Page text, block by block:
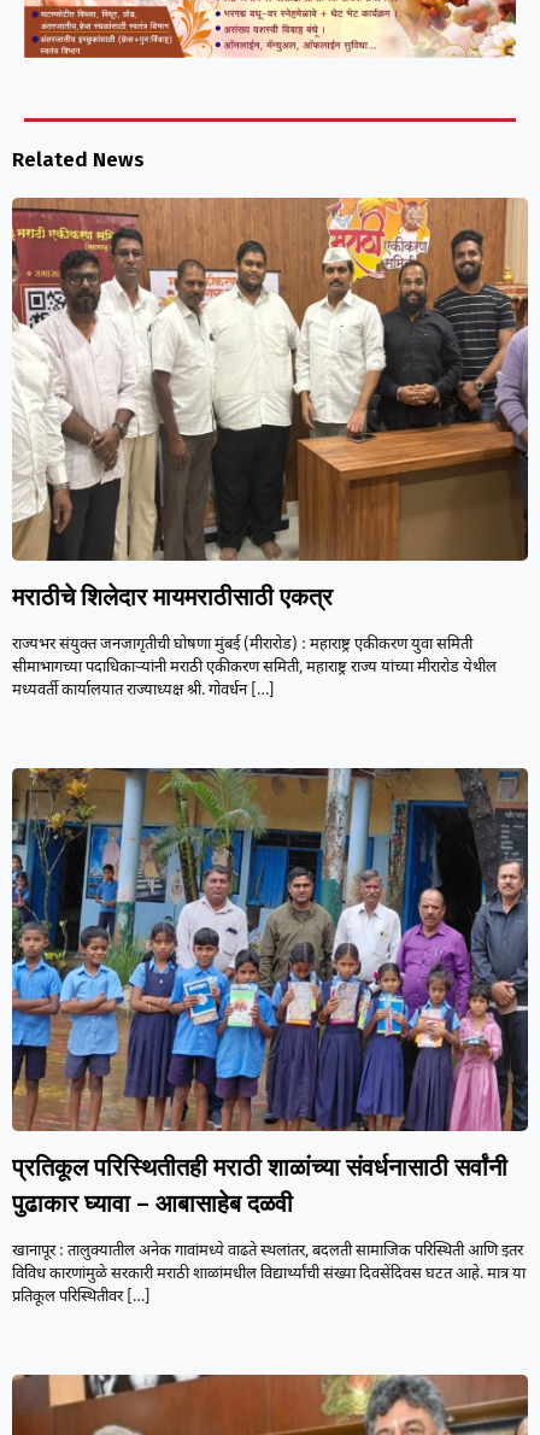
Related News
मराठीचे शिलेदार मायमराठीसाठी एकत्र
राज्यभर संयुक्त जनजागृतीची घोषणा मुंबई (मीरारोड) : महाराष्ट्र एकीकरण युवा समिती
सीमाभागच्या पदाधिकाऱ्यांनी मराठी एकीकरण समिती, महाराष्ट्र राज्य यांच्या मीरारोड येथील
मध्यवर्ती कार्यालयात राज्याध्यक्ष श्री. गोवर्धन[…]
प्रतिकूल परिस्थितीतही मराठी शाळांच्या संवर्धनासाठी सर्वांनी
पुढाकार घ्यावा – आबासाहेब दळवी
खानापूर : तालुक्यातील अनेक गावांमध्ये वाढते स्थलांतर, बदलती सामाजिक परिस्थिती आणि इतर
विविध कारणांमुळे सरकारी मराठी शाळांमधील विद्यार्थ्यांची संख्या दिवसेंदिवस घटत आहे. मात्र या
प्रतिकूल परिस्थितीवर[…]